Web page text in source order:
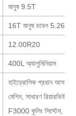
মানুষ 9.5T
16T মানুষ ডাবল 5.262,
12.00R20
400L অ্যালুমিনিয়াম
হাইড্রোলিক প্রধান আসন,
মেশিন, সাধারণ রিয়ারভিউ
F3000 কুলিং সিস্টেম,